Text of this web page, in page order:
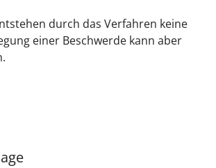
durch das Verfahren keine
einer Beschwerde kann aber